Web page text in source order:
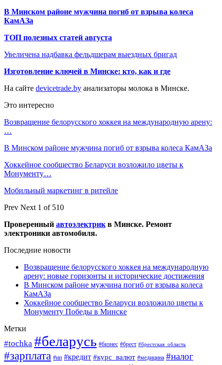
В Минском районе мужчина погиб от взрыва колеса
КамАЗа
ТОП полезных статей августа
Увеличена надбавка фельдшерам выездных бригад
Изготовление ключей в Минске: кто, как и где
На сайте devicetrade.by анализаторы молока в Минске.
Это интересно
Возвращение белорусского хоккея на международную арену:
…
В Минском районе мужчина погиб от взрыва колеса КамАЗа
Хоккейное сообщество Беларуси возложило цветы к
Монументу…
Мобильный маркетинг в ритейле
Prev Next 1 of 510
Проверенный автоэлектрикв Минске. Ремонт
электроники автомобиля.
Последние новости
Возвращение белорусского хоккея на международную
арену: новые горизонты и исторические достижения
В Минском районе мужчина погиб от взрыва колеса
КамАЗа
Хоккейное сообщество Беларуси возложило цветы к
Монументу Победы в Минске
Метки
#tochka #беларусь #бизнес #брест #брестская_область
#зарплата #ип #кредит #курс_валют #медицина #налог